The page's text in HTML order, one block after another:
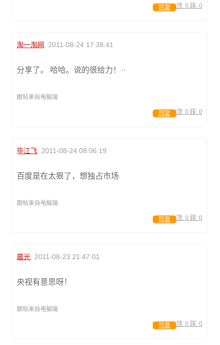
顶: 0 踩: 0
回复
淘一淘网 2011-08-24 17:38:41
分享了。 哈哈。说的很给力！··
跟帖来自电脑端
顶: 0 踩: 0
回复
毕江飞 2011-08-24 08:06:19
百度是在太狠了，想独占市场
跟帖来自电脑端
顶: 0 踩: 0
回复
晨光 2011-08-23 21:47:01
央视有意思呀！
跟帖来自电脑端
顶: 0 踩: 0
回复